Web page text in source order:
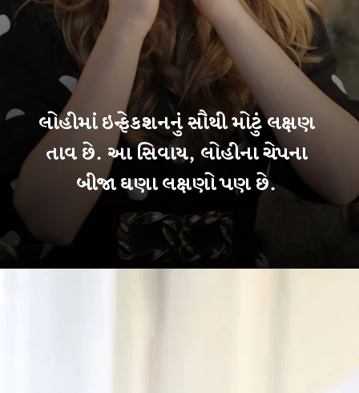
લોહીમાં ઇન્ફેકશનનું સૌથી મોટું લક્ષણ
તાવ છે. આ સિવાય, લોહીના ચેપના
બીજા ઘણા લક્ષણો પણ છે.